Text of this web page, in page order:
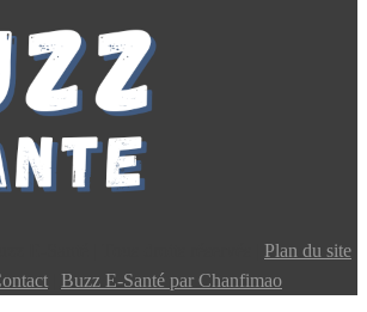
Plan du site
Buzz E-Santé par Chanfimao